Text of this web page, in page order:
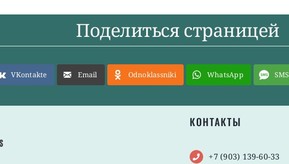
Поделиться страницей
VKontakte Email Odnoklassniki WhatsApp SMS
КОНТАКТЫ
+7 (903) 139-60-33